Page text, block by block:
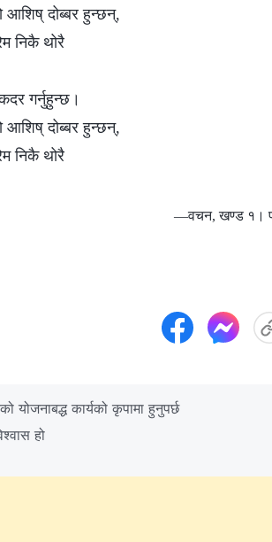
आशिष् दोब्बर हुन्छन्,
निकै थोरै
गर्नुहुन्छ।
आशिष् दोब्बर हुन्छन्,
निकै थोरै
—वचन, खण्ड १।
योजनाबद्ध कार्यको कृपामा हुनुपर्छ
हो